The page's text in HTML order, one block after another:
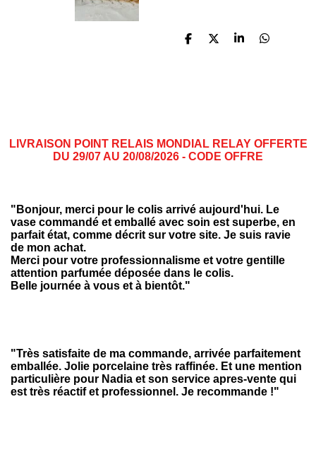
P
P
P
P
LIVRAISON POINT RELAIS MONDIAL RELAY OFFERTE
DU 29/07 AU 20/08/2026 - CODE OFFRE
" Bonjour, merci pour le colis arrivé aujourd'hui. Le
vase commandé et emballé avec soin est superbe, en
parfait état, comme décrit sur votre site. Je suis ravie
de mon achat.
Merci pour votre professionnalisme et votre gentille
attention parfumée déposée dans le colis.
Belle journée à vous et à bientôt."
"Très satisfaite de ma commande, arrivée parfaitement
emballée. Jolie porcelaine très raffinée. Et une mention
particulière pour Nadia et son service apres-vente qui
est très réactif et professionnel. Je recommande !"